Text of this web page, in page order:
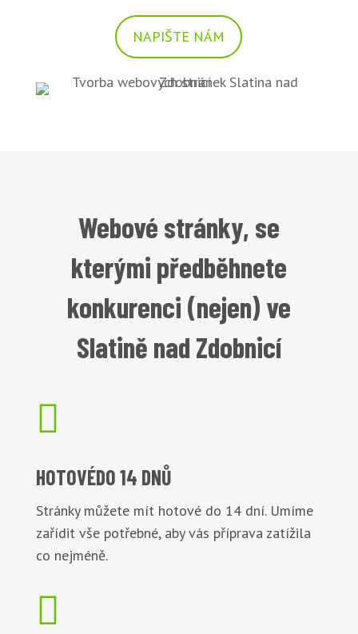
NAPIŠTE NÁM
Webové stránky, se
kterými předběhnete
konkurenci (nejen) ve
Slatině nad Zdobnicí

HOTOVÉDO 14 DNŮ
Stránky můžete mít hotové do 14 dní. Umíme
zařídit vše potřebné, aby vás příprava zatížila
co nejméně.
